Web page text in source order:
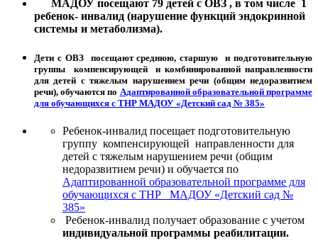
МАДОУ посещают 79 детей с ОВЗ , в том числе 1
ребенок- инвалид (нарушение функций эндокринной
системы и метаболизма).
Дети с ОВЗ посещают среднюю, старшую и подготовительную
группы компенсирующей и комбинированной направленности
для детей с тяжелым нарушением речи (общим недоразвитием
речи), обучаются по Адаптированной образовательной программе
для обучающихся с ТНР МАДОУ «Детский сад № 385»
Ребенок-инвалид посещает подготовительную
группу компенсирующей направленности для
детей с тяжелым нарушением речи (общим
недоразвитием речи) и обучается по
Адаптированной образовательной программе для
обучающихся с ТНР МАДОУ «Детский сад №
385»
Ребенок-инвалид получает образование с учетом
индивидуальной программы реабилитации.